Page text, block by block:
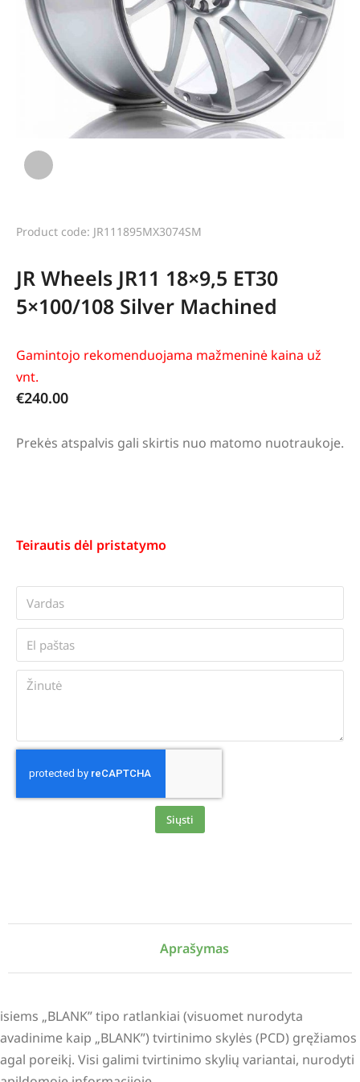
Product code: JR111895MX3074SM
JR Wheels JR11 18×9,5 ET30
5×100/108 Silver Machined
Gamintojo rekomenduojama mažmeninė kaina už
vnt.
€240.00
Prekės atspalvis gali skirtis nuo matomo nuotraukoje.
Teirautis dėl pristatymo
Siųsti
Aprašymas
„BLANK” tipo ratlankiai (visuomet nurodyta
kaip „BLANK”) tvirtinimo skylės (PCD) gręžiamos
poreikį. Visi galimi tvirtinimo skylių variantai, nurodyti